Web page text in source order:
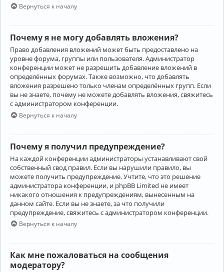
Вернуться к началу
Почему я не могу добавлять вложения?
Право добавления вложений может быть предоставлено на
уровне форума, группы или пользователя. Администратор
конференции может не разрешить добавление вложений в
определённых форумах. Также возможно, что добавлять
вложения разрешено только членам определённых групп. Если
вы не знаете, почему не можете добавлять вложения, свяжитесь
с администратором конференции.
Вернуться к началу
Почему я получил предупреждение?
На каждой конференции администраторы устанавливают свой
собственный свод правил. Если вы нарушили правило, вы
можете получить предупреждение. Учтите, что это решение
администратора конференции, и phpBB Limited не имеет
никакого отношения к предупреждениям, вынесенным на
данном сайте. Если вы не знаете, за что получили
предупреждение, свяжитесь с администратором конференции.
Вернуться к началу
Как мне пожаловаться на сообщения
модератору?